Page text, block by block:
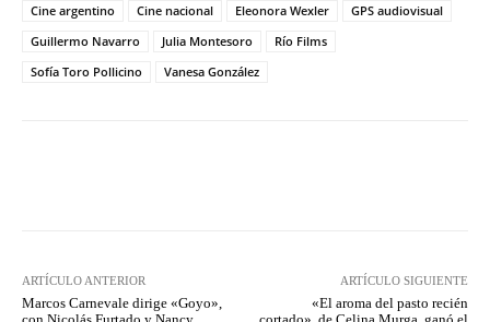
Cine argentino
Cine nacional Eleonora Wexler
GPS audiovisual
Guillermo Navarro
Julia Montesoro
Río Films
Sofía Toro Pollicino
Vanesa González
ARTÍCULO ANTERIOR
Marcos Carnevale dirige «Goyo»,
ARTÍCULO SIGUIENTE
«El aroma del pasto recién